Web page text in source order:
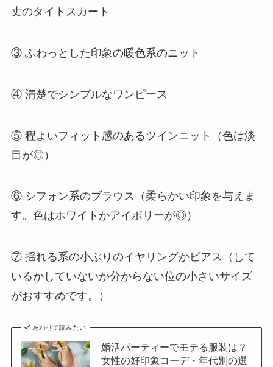
丈のタイトスカート
③ ふわっとした印象の暖色系のニット
④ 清楚でシンプルなワンピース
⑤ 程よいフィット感のあるツインニット（色は淡
目が◎）
⑥ シフォン系のブラウス（柔らかい印象を与えま
す。色はホワイトかアイボリーが◎）
⑦ 揺れる系の小ぶりのイヤリングかピアス（して
いるかしていないか分からない位の小さいサイズ
がおすすめです。）
あわせて読みたい
婚活パーティーでモテる服装は？
女性の好印象コーデ・年代別の選